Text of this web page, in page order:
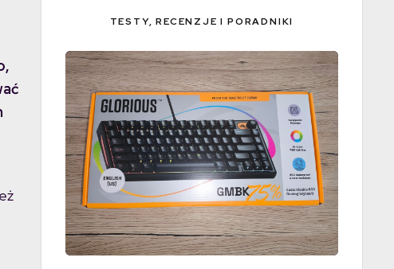
TESTY, RECENZJE I PORADNIKI